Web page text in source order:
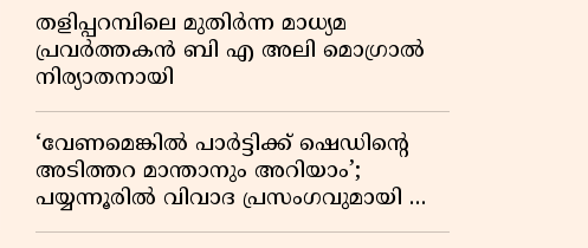
തളിപ്പറമ്പിലെ മുതിർന്ന മാധ്യമ
പ്രവർത്തകൻ ബി എ അലി മൊഗ്രാൽ
നിര്യാതനായി
‘വേണമെങ്കിൽ പാർട്ടിക്ക് ഷെഡിൻ്റെ
അടിത്തറ മാന്താനും അറിയാം’;
പയ്യന്നൂരിൽ വിവാദ പ്രസംഗവുമായി കെ
കെ രാഗേഷ്